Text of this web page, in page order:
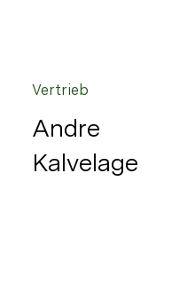
Vertrieb
Andre
Kalvelage